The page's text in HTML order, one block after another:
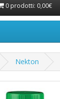
0 prodotti: 0,00€
Nekton